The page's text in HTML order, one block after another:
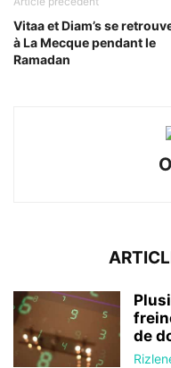
Vitaa et Diam’s se
à La Mecque pendant le
Ramadan
de